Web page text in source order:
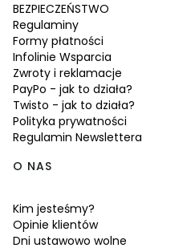
BEZPIECZEŃSTWO
Regulaminy
Formy płatności
Infolinie Wsparcia
Zwroty i reklamacje
PayPo - jak to działa?
Twisto - jak to działa?
Polityka prywatności
Regulamin Newslettera
O NAS
Kim jesteśmy?
Opinie klientów
Dni ustawowo wolne